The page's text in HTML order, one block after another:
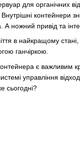
для
контейнери
А ножний привід та
в найкращому
ганчіркою.
є важливим
управління
сьогодні?